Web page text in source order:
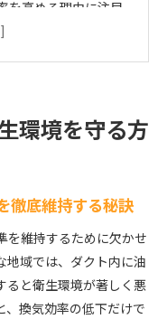
を高める理由に注目
な作業手順とポイン
とコスト削減の関係
でダクト寿命を延長
環境を守る方
徹底維持する秘訣
を維持するために欠かせ
地域では、ダクト内に油
ると衛生環境が著しく悪
、換気効率の低下だけで